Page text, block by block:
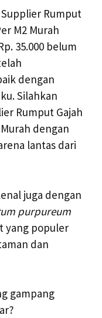
Supplier Rumput
M2 Murah
35.000 belum
dengan
Silahkan
Rumput Gajah
dengan
lantas dari
juga dengan
purpureum
yang populer
dan
gampang